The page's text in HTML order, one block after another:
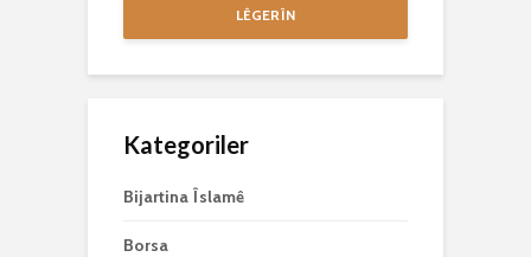
LÊGERÎN
Kategoriler
Bijartina Îslamê
Borsa